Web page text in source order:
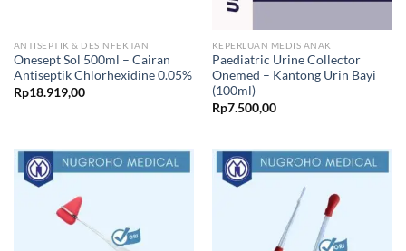
ANTISEPTIK & DESINFEKTAN
Onesept Sol 500ml – Cairan
Antiseptik Chlorhexidine 0.05%
Rp18.919,00
KEPERLUAN MEDIS ANAK
Paediatric Urine Collector
Onemed – Kantong Urin Bayi
(100ml)
Rp7.500,00